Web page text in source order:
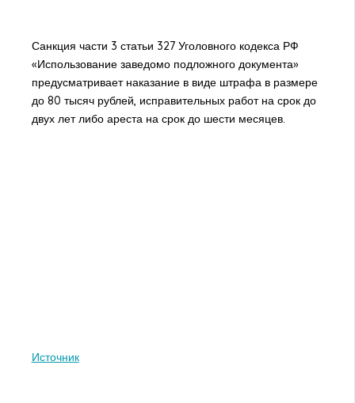
Санкция части 3 статьи 327 Уголовного кодекса РФ
«Использование заведомо подложного документа»
предусматривает наказание в виде штрафа в размере
до 80 тысяч рублей, исправительных работ на срок до
двух лет либо ареста на срок до шести месяцев.
Источник